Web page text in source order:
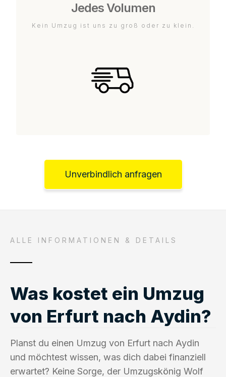
Jedes Volumen
Kein Umzug ist uns zu groß oder zu klein.
Unverbindlich anfragen
ALLE INFORMATIONEN & DETAILS
Was kostet ein Umzug
von Erfurt nach Aydin?
Planst du einen Umzug von Erfurt nach Aydin
und möchtest wissen, was dich dabei finanziell
erwartet? Keine Sorge, der Umzugskönig Wolf